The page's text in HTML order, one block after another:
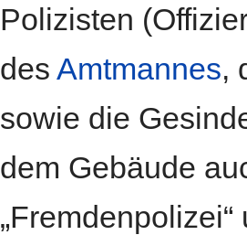
Polizisten
des Amtmannes,
sowie die
dem Gebäude